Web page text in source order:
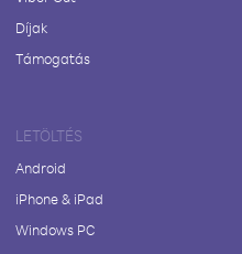
Díjak
Támogatás
LETÖLTÉS
Android
iPhone & iPad
Windows PC